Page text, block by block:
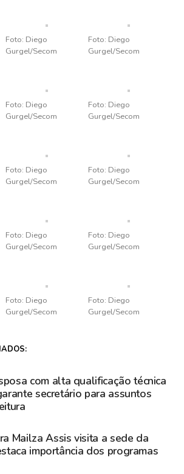
Foto: Diego
Gurgel/Secom
Foto: Diego
Gurgel/Secom
Foto: Diego
Gurgel/Secom
Foto: Diego
Gurgel/Secom
Foto: Diego
Gurgel/Secom
Foto: Diego
Gurgel/Secom
Foto: Diego
Gurgel/Secom
Foto: Diego
Gurgel/Secom
Foto: Diego
Gurgel/Secom
Foto: Diego
Gurgel/Secom
com alta qualificação técnica
secretário para assuntos
Mailza Assis visita a sede da
importância dos programas